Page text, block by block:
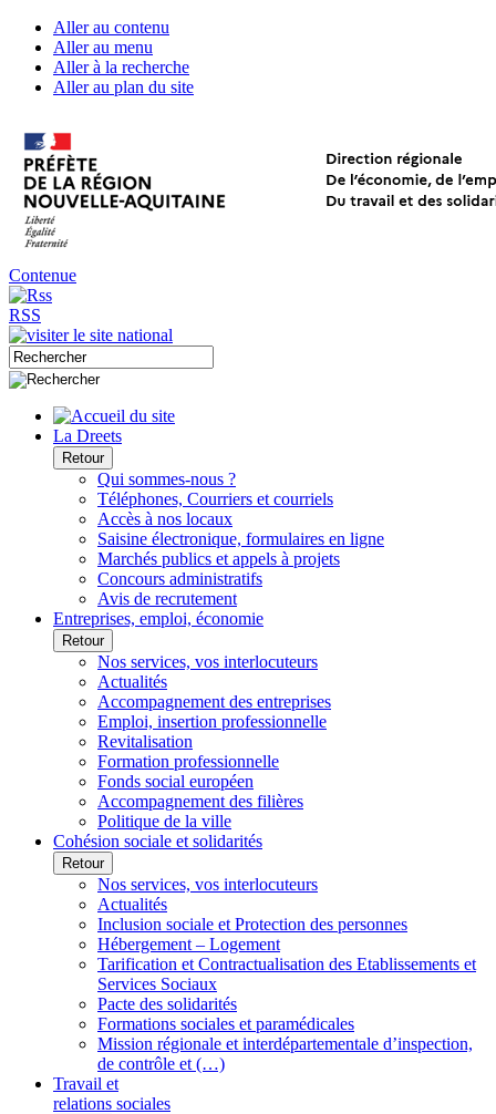
Aller au contenu
Aller au menu
Aller à la recherche
Aller au plan du site
Contenue
RSS
La Dreets
Retour
Qui sommes-nous ?
Téléphones, Courriers et courriels
Accès à nos locaux
Saisine électronique, formulaires en ligne
Marchés publics et appels à projets
Concours administratifs
Avis de recrutement
Entreprises, emploi, économie
Retour
Nos services, vos interlocuteurs
Actualités
Accompagnement des entreprises
Emploi, insertion professionnelle
Revitalisation
Formation professionnelle
Fonds social européen
Accompagnement des filières
Politique de la ville
Cohésion sociale et solidarités
Retour
Nos services, vos interlocuteurs
Actualités
Inclusion sociale et Protection des personnes
Hébergement – Logement
Tarification et Contractualisation des Etablissements et
Services Sociaux
Pacte des solidarités
Formations sociales et paramédicales
Mission régionale et interdépartementale d’inspection,
de contrôle et (…)
Travail et
relations sociales